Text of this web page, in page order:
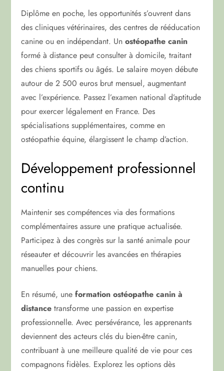
Diplôme en poche, les opportunités s’ouvrent dans
des cliniques vétérinaires, des centres de rééducation
canine ou en indépendant. Unostéopathe canin
formé à distance peut consulter à domicile, traitant
des chiens sportifs ou âgés. Le salaire moyen débute
autour de 2 500 euros brut mensuel, augmentant
avec l’expérience. Passez l’examen national d’aptitude
pour exercer légalement en France. Des
spécialisations supplémentaires, comme en
ostéopathie équine, élargissent le champ d’action.
Développement professionnel
continu
Maintenir ses compétences via des formations
complémentaires assure une pratique actualisée.
Participez à des congrès sur la santé animale pour
réseauter et découvrir les avancées en thérapies
manuelles pour chiens.
En résumé, uneformation ostéopathe canin à
distance transforme une passion en expertise
professionnelle. Avec persévérance, les apprenants
deviennent des acteurs clés du bien-être canin,
contribuant à une meilleure qualité de vie pour ces
compagnons fidèles. Explorez les options dès